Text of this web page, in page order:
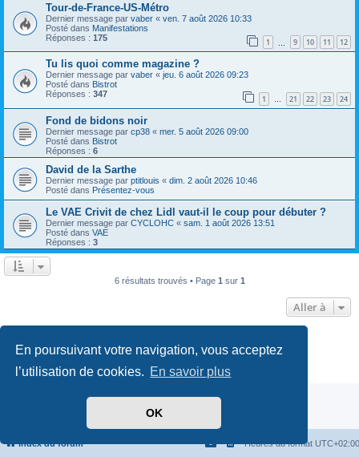
En poursuivant votre navigation, vous acceptez
l’utilisation de cookies. En savoir plus
OK
Tour-de-France-US-Métro
Dernier message par vaber « ven. 7 août 2026 10:33
Posté dans Manifestations
Réponses : 175 1 9 10 11 12
Tu lis quoi comme magazine ?
Dernier message par vaber « jeu. 6 août 2026 09:23
Posté dans Bistrot
Réponses : 347 1 … 21 22 23 24
Fond de bidons noir
Dernier message par cp38 « mer. 5 août 2026 09:00
Posté dans Bistrot
Réponses : 6
David de la Sarthe
Dernier message par ptitlouis « dim. 2 août 2026 10:46
Posté dans Présentez-vous
Le VAE Crivit de chez Lidl vaut-il le coup pour débuter ?
Dernier message par CYCLOHC « sam. 1 août 2026 13:51
Posté dans VAE
Réponses : 3
6 résultats trouvés • Page 1 sur 1
Aller à
Index du forum Heures au format UTC+02:00
Traduit parphpBB-fr.com
Confidentialité|Conditions